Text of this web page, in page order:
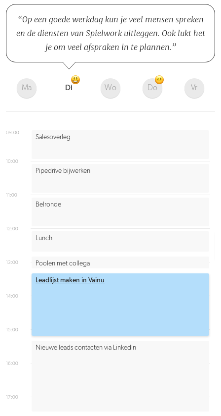
Op een goede werkdag kun je veel mensen spreken
en de diensten van Spielwork uitleggen. Ook lukt het
je om veel afspraken in te plannen.
Ma Di Wo Do Vr
09:00
10:00
11:00
12:00
13:00
14:00
15:00
16:00
17:00
Salesoverleg
Pipedrive bijwerken
Lunch
Poolen met collega
Leadlijst maken in Vainu
Nieuwe leads contacten via LinkedIn
Belronde